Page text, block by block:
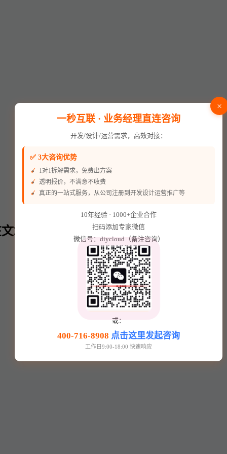
章内⬇️
×
一秒互联 · 业务经理直连咨询
开发/设计/运营需求，高效对接：
✅ 3大咨询优势
1对1拆解需求，免费出方案
透明报价，不满意不收费
真正的一站式服务，从公司注册到开发设计运营推广等
10年经验 · 1000+企业合作
扫码添加专家微信
微信号：diycloud（备注咨询）
或：
400-716-8908 点击这里发起咨询
工作日9:00-18:00 快速响应